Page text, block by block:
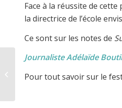
Face à la réussite de
la directrice de l’école
Ce sont sur les notes de
Journaliste Adélaïde
Pour tout savoir sur le
à Saint-Martin-de-Ré